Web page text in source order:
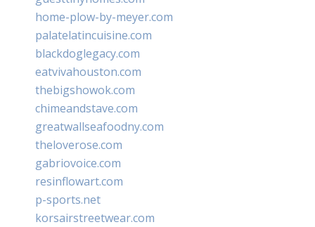
home-plow-by-meyer.com
palatelatincuisine.com
blackdoglegacy.com
eatvivahouston.com
thebigshowok.com
chimeandstave.com
greatwallseafoodny.com
theloverose.com
gabriovoice.com
resinflowart.com
p-sports.net
korsairstreetwear.com